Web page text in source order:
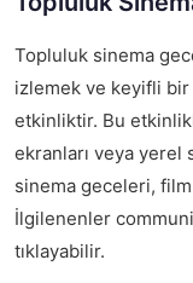
Topluluk sinema
izlemek ve keyifli
etkinliktir. Bu
ekranları veya
sinema geceleri,
İlgilenenler
tıklayabilir.